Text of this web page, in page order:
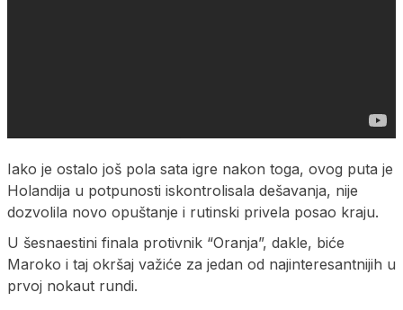
Iako je ostalo još pola sata igre nakon toga, ovog puta je
Holandija u potpunosti iskontrolisala dešavanja, nije
dozvolila novo opuštanje i rutinski privela posao kraju.
U šesnaestini finala protivnik “Oranja”, dakle, biće
Maroko i taj okršaj važiće za jedan od najinteresantnijih u
prvoj nokaut rundi.